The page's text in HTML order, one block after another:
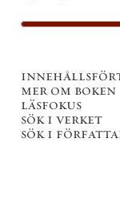
mer om boken
läsfokus
sök i verket
sök i